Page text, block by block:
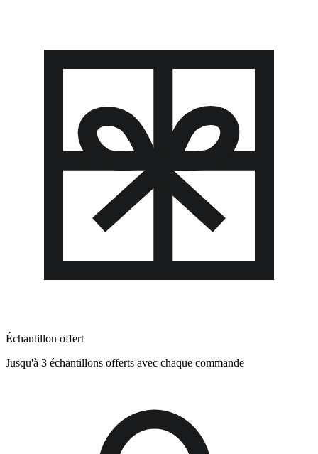
Échantillon offert
Jusqu'à 3 échantillons offerts avec chaque commande